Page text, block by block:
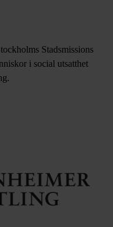
Stadsmissions
i social utsatthet